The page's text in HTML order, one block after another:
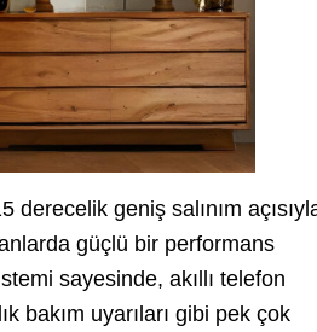
geniş salınım
güçlü bir performans
sayesinde, akıllı telefon
bakım uyarıları gibi pek çok